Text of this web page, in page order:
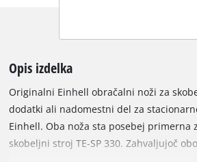
Opis izdelka
Originalni Einhell obračalni noži za
dodatki ali nadomestni del za
Einhell. Oba noža sta posebej primerna
skobeljni stroj TE-SP 330. Zahvaljujoč